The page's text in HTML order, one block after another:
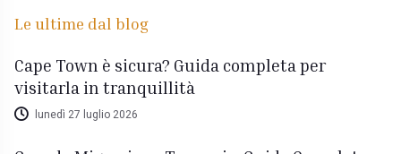
Le ultime dal blog
Cape Town è sicura? Guida completa per
visitarla in tranquillità
lunedì 27 luglio 2026